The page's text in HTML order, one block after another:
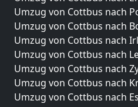
Umzug von Cottbus nach
Umzug von Cottbus nach
Umzug von Cottbus nach
Umzug von Cottbus nach
Umzug von Cottbus nach
Umzug von Cottbus nach
Umzug von Cottbus nach